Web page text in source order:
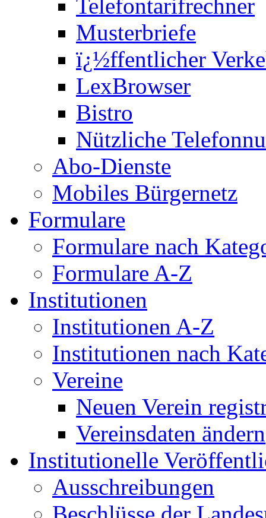
Telefontarifrechner
Musterbriefe
ï¿½ffentlicher
LexBrowser
Bistro
Nützliche
Abo-Dienste
Mobiles Bürgernetz
Formulare
Formulare nach
Formulare A-Z
Institutionen
Institutionen A-Z
Institutionen nach
Vereine
Neuen Verein
Vereinsdaten ändern
Institutionelle
Ausschreibungen